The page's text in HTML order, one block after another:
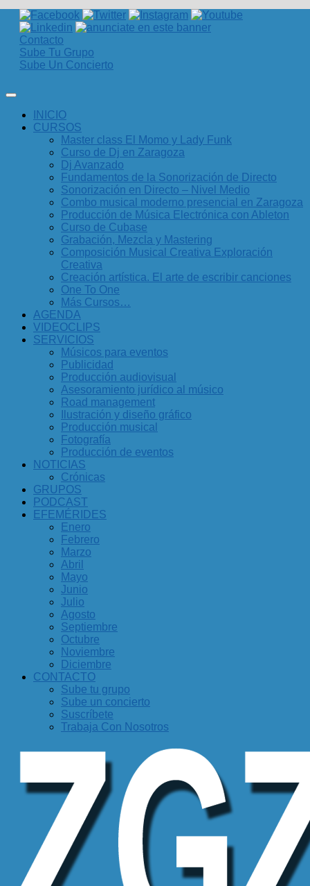
Contacto
Sube Tu Grupo
Sube Un Concierto
INICIO
CURSOS
Master class El Momo y Lady Funk
Curso de Dj en Zaragoza
Dj Avanzado
Fundamentos de la Sonorización de Directo
Sonorización en Directo – Nivel Medio
Combo musical moderno presencial en Zaragoza
Producción de Música Electrónica con Ableton
Curso de Cubase
Grabación, Mezcla y Mastering
Composición Musical Creativa Exploración
Creativa
Creación artística. El arte de escribir canciones
One To One
Más Cursos…
AGENDA
VIDEOCLIPS
SERVICIOS
Músicos para eventos
Publicidad
Producción audiovisual
Asesoramiento jurídico al músico
Road management
Ilustración y diseño gráfico
Producción musical
Fotografía
Producción de eventos
NOTICIAS
Crónicas
GRUPOS
PODCAST
EFEMÉRIDES
Enero
Febrero
Marzo
Abril
Mayo
Junio
Julio
Agosto
Septiembre
Octubre
Noviembre
Diciembre
CONTACTO
Sube tu grupo
Sube un concierto
Suscríbete
Trabaja Con Nosotros